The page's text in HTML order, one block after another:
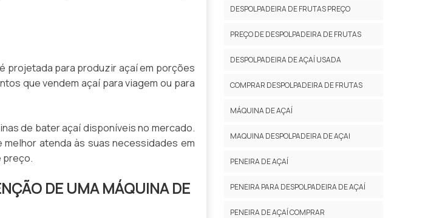
projetada para produzir açaí em porções
que vendem açaí para viagem ou para
de bater açaí disponíveis no mercado.
atenda às suas necessidades em
preço.
DE UMA MÁQUINA DE
DESPOLPADEIRA DE FRUTAS PREÇO
PREÇO DE DESPOLPADEIRA DE FRUTAS
DESPOLPADEIRA DE AÇAÍ USADA
COMPRAR DESPOLPADEIRA DE FRUTAS
MÁQUINA DE AÇAÍ
MAQUINA DESPOLPADEIRA DE AÇAI
PENEIRA DE AÇAÍ
PENEIRA PARA DESPOLPADEIRA DE AÇAÍ
PENEIRA DE AÇAÍ COMPRAR